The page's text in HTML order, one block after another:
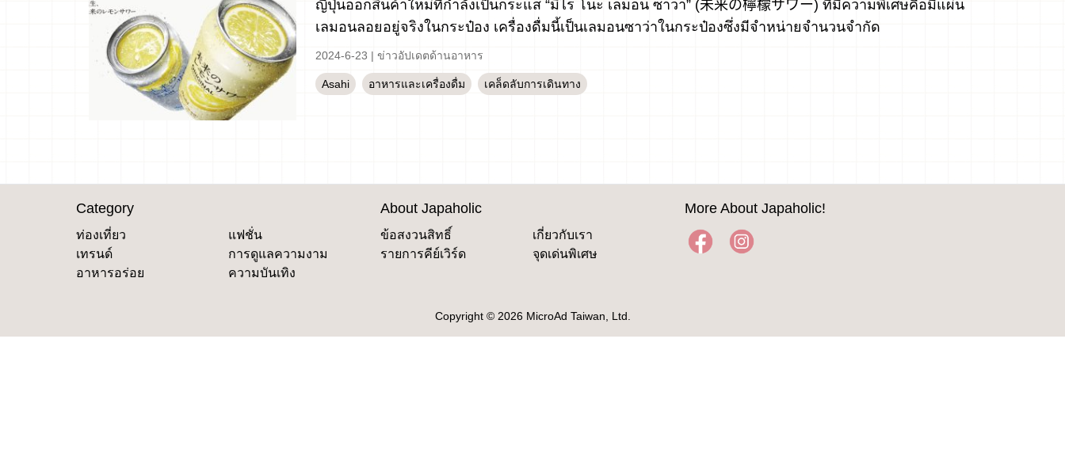
ญี่ปุ่นออกสินค้าใหม่ที่กำลังเป็นกระแส “มิไร โนะ เลมอน ซาวา” (未来の檸檬サワー) ที่มีความพิเศษคือมีแผ่น
เลมอนลอยอยู่จริงในกระป๋อง เครื่องดื่มนี้เป็นเลมอนซาว่าในกระป๋องซึ่งมีจำหน่ายจำนวนจำกัด
2024-6-23 | ข่าวอัปเดตด้านอาหาร
Asahi อาหารและเครื่องดื่ม เคล็ดลับการเดินทาง
Category
ท่องเที่ยว
แฟชั่น
เทรนด์
การดูแลความงาม
อาหารอร่อย
ความบันเทิง
About Japaholic
ข้อสงวนสิทธิ์
เกี่ยวกับเรา
รายการคีย์เวิร์ด
จุดเด่นพิเศษ
More About Japaholic!
Copyright © 2026 MicroAd Taiwan, Ltd.